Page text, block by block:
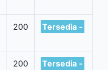
200 Tersedia -
200 Tersedia -